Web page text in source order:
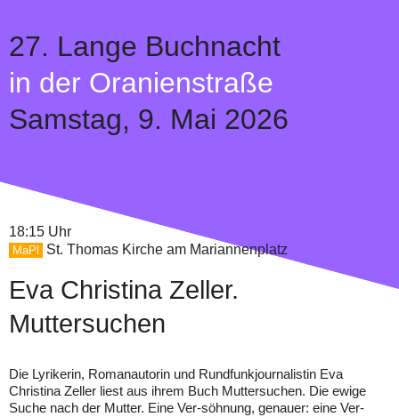
27. Lange Buchnacht
in der Oranienstraße
Samstag, 9. Mai 2026
18:15 Uhr
MaPl St. Thomas Kirche am Mariannenplatz
Eva Christina Zeller.
Muttersuchen
Die Lyrikerin, Romanautorin und Rundfunkjournalistin Eva
Christina Zeller liest aus ihrem Buch Muttersuchen. Die ewige
Suche nach der Mutter. Eine Ver-söhnung, genauer: eine Ver-